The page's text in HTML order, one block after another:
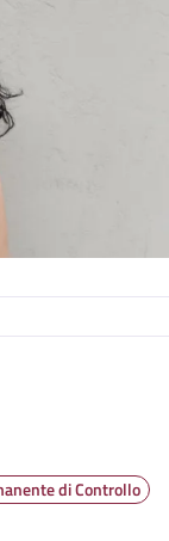
di Controllo